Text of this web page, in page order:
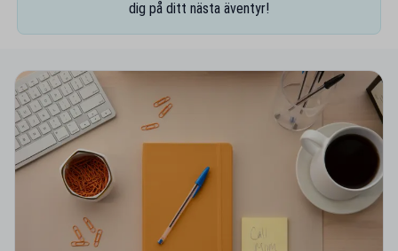
dig på ditt nästa äventyr!